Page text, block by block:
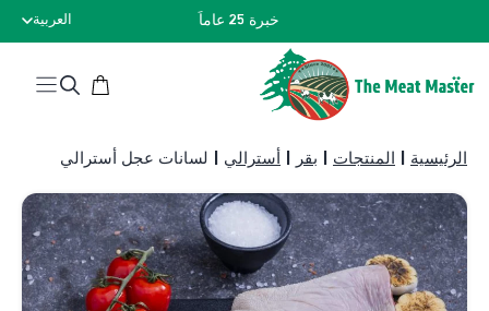
خبرة 25 عاماً العربية
الرئيسية المنتجات بقر أسترالي لسانات عجل أسترالي